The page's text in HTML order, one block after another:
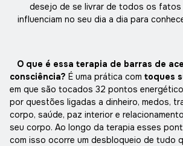
desejo de se livrar de todos os
influenciam no seu dia a dia para
O que é essa terapia de barras de
consciência? É uma prática com toques
em que são tocados 32 pontos
por questões ligadas a dinheiro, medos,
corpo, saúde, paz interior e
seu corpo. Ao longo da terapia esses
com isso ocorre um desbloqueio de tudo